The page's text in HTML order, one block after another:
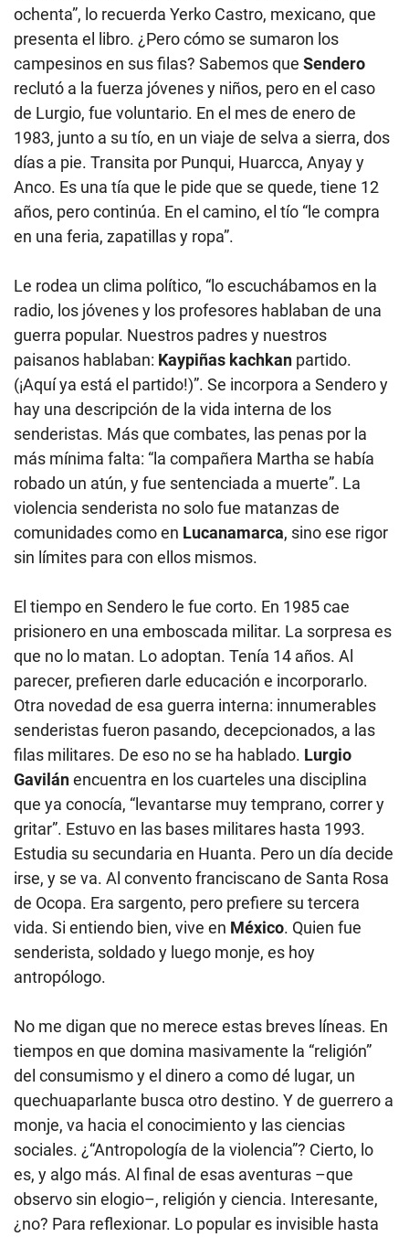
ochenta”, lo recuerda Yerko Castro, mexicano, que
presenta el libro. ¿Pero cómo se sumaron los
campesinos en sus filas? Sabemos que Sendero
reclutó a la fuerza jóvenes y niños, pero en el caso
de Lurgio, fue voluntario. En el mes de enero de
1983, junto a su tío, en un viaje de selva a sierra, dos
días a pie. Transita por Punqui, Huarcca, Anyay y
Anco. Es una tía que le pide que se quede, tiene 12
años, pero continúa. En el camino, el tío “le compra
en una feria, zapatillas y ropa”.
Le rodea un clima político, “lo escuchábamos en la
radio, los jóvenes y los profesores hablaban de una
guerra popular. Nuestros padres y nuestros
paisanos hablaban: Kaypiñas kachkan partido.
(¡Aquí ya está el partido!)”. Se incorpora a Sendero y
hay una descripción de la vida interna de los
senderistas. Más que combates, las penas por la
más mínima falta: “la compañera Martha se había
robado un atún, y fue sentenciada a muerte”. La
violencia senderista no solo fue matanzas de
comunidades como en Lucanamarca, sino ese rigor
sin límites para con ellos mismos.
El tiempo en Sendero le fue corto. En 1985 cae
prisionero en una emboscada militar. La sorpresa es
que no lo matan. Lo adoptan. Tenía 14 años. Al
parecer, prefieren darle educación e incorporarlo.
Otra novedad de esa guerra interna: innumerables
senderistas fueron pasando, decepcionados, a las
filas militares. De eso no se ha hablado. Lurgio
Gavilánencuentra en los cuarteles una disciplina
que ya conocía, “levantarse muy temprano, correr y
gritar”. Estuvo en las bases militares hasta 1993.
Estudia su secundaria en Huanta. Pero un día decide
irse, y se va. Al convento franciscano de Santa Rosa
de Ocopa. Era sargento, pero prefiere su tercera
vida. Si entiendo bien, vive en México. Quien fue
senderista, soldado y luego monje, es hoy
antropólogo.
No me digan que no merece estas breves líneas. En
tiempos en que domina masivamente la “religión”
del consumismo y el dinero a como dé lugar, un
quechuaparlante busca otro destino. Y de guerrero a
monje, va hacia el conocimiento y las ciencias
sociales. ¿“Antropología de la violencia”? Cierto, lo
es, y algo más. Al final de esas aventuras –que
observo sin elogio–, religión y ciencia. Interesante,
¿no? Para reflexionar. Lo popular es invisible hasta